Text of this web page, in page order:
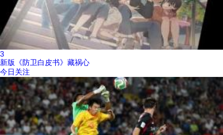
3
新版《防卫白皮书》藏祸心
今日关注